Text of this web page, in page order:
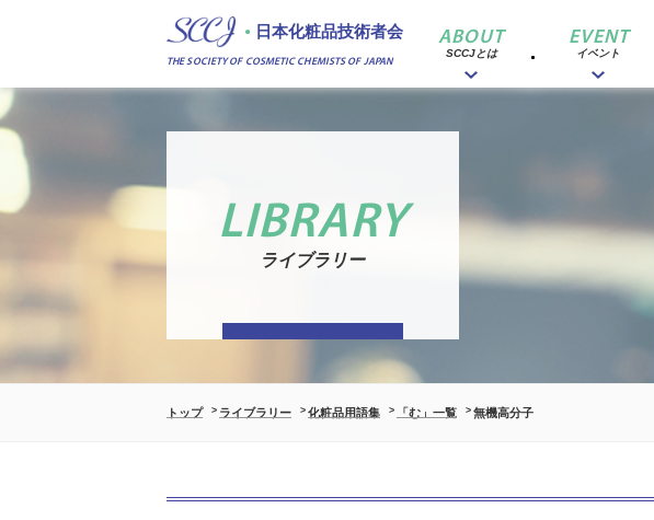
日本化粧品技術者会
THE SOCIETY OF COSMETIC CHEMISTS OF JAPAN
ABOUT
SCCJとは
EVENT
イベント
LIBRARY
ライブラリー
トップ ライブラリー 化粧品用語集 「む」一覧 無機高分子